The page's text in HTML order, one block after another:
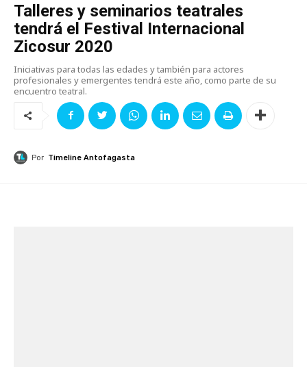
Talleres y seminarios teatrales
tendrá el Festival Internacional
Zicosur 2020
Iniciativas para todas las edades y también para actores
profesionales y emergentes tendrá este año, como parte de su
encuentro teatral.
Por Timeline Antofagasta